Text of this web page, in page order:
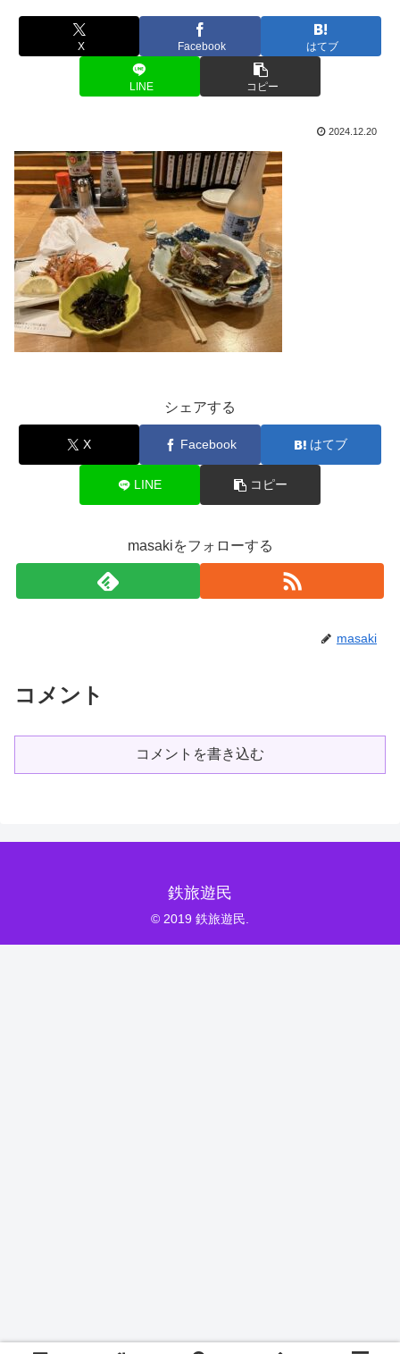
X Facebook はてブ
LINE コピー
2024.12.20
シェアする
X Facebook はてブ
LINE コピー
masakiをフォローする
masaki
コメント
コメントを書き込む
鉄旅遊民
© 2019 鉄旅遊民.